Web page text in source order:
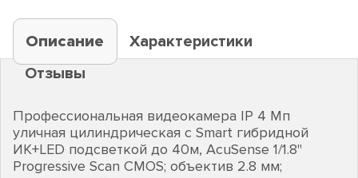
Описание
Характеристики
Отзывы
Профессиональная видеокамера IP 4 Мп
уличная цилиндрическая с Smart гибридной
ИК+LED подсветкой до 40м, AcuSense 1/1.8"
Progressive Scan CMOS; объектив 2.8 мм;